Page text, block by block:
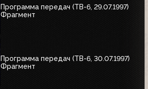
Программа передач (ТВ-6, 29.07.1997)
Фрагмент
Программа передач (ТВ-6, 30.07.1997)
Фрагмент